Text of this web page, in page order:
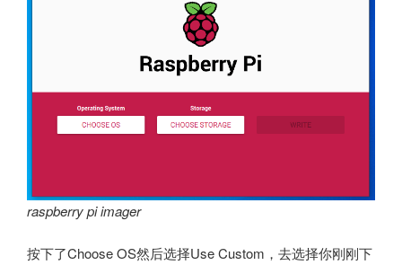
raspberry pi imager
按下了Choose OS然后选择Use Custom，去选择你刚刚下